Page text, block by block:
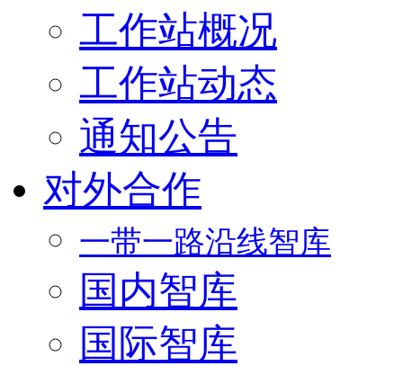
工作站概况
工作站动态
通知公告
对外合作
一带一路沿线智库
国内智库
国际智库